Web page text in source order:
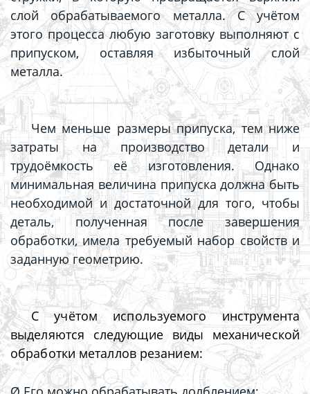
слой обрабатываемого металла. С учётом
этого процесса любую заготовку выполняют с
припуском, оставляя избыточный слой
металла.
Чем меньше размеры припуска, тем ниже
затраты на производство детали и
трудоёмкость её изготовления. Однако
минимальная величина припуска должна быть
необходимой и достаточной для того, чтобы
деталь, полученная после завершения
обработки, имела требуемый набор свойств и
заданную геометрию.
С учётом используемого инструмента
выделяются следующие виды
механической
обработки металлов резанием: